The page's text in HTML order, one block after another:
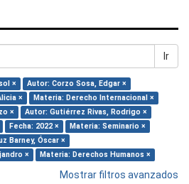
Ir
×
Autor: Corzo Sosa, Edgar ×
×
Materia: Derecho Internacional ×
×
Autor: Gutiérrez Rivas, Rodrigo ×
Fecha: 2022 ×
Materia: Seminario ×
Barney, Óscar ×
×
Materia: Derechos Humanos ×
Mostrar filtros avanzados